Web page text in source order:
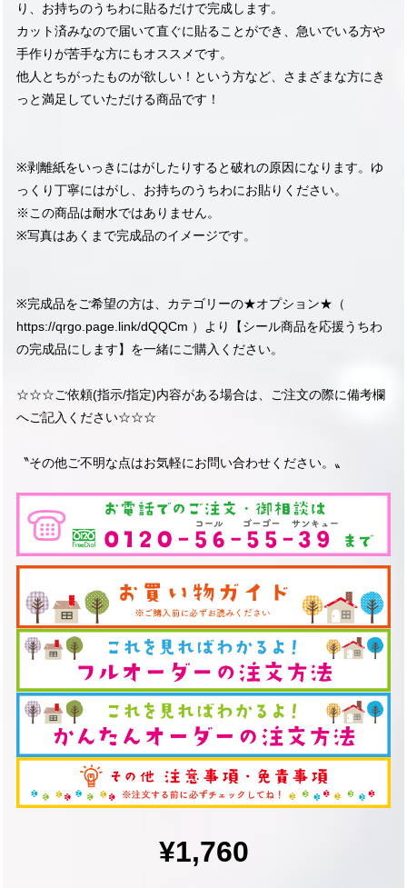
り、お持ちのうちわに貼るだけで完成します。
カット済みなので届いて直ぐに貼ることができ、急いでいる方や
手作りが苦手な方にもオススメです。
他人とちがったものが欲しい！という方など、さまざまな方にき
っと満足していただける商品です！
※剥離紙をいっきにはがしたりすると破れの原因になります。ゆ
っくり丁寧にはがし、お持ちのうちわにお貼りください。
※この商品は耐水ではありません。
※写真はあくまで完成品のイメージです。
※完成品をご希望の方は、カテゴリーの★オプション★（
https://qrgo.page.link/dQQCm ）より【シール商品を応援うちわ
の完成品にします】を一緒にご購入ください。
☆☆☆ご依頼(指示/指定)内容がある場合は、ご注文の際に備考欄
へご記入ください☆☆☆
〝その他ご不明な点はお気軽にお問い合わせください。〟
¥1,760